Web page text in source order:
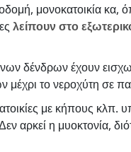
μονοκατοικία κα,
λείπουν στο
δένδρων έχουν
μέχρι το νεροχύτη σε
με κήπους
αρκεί η μυοκτονία,